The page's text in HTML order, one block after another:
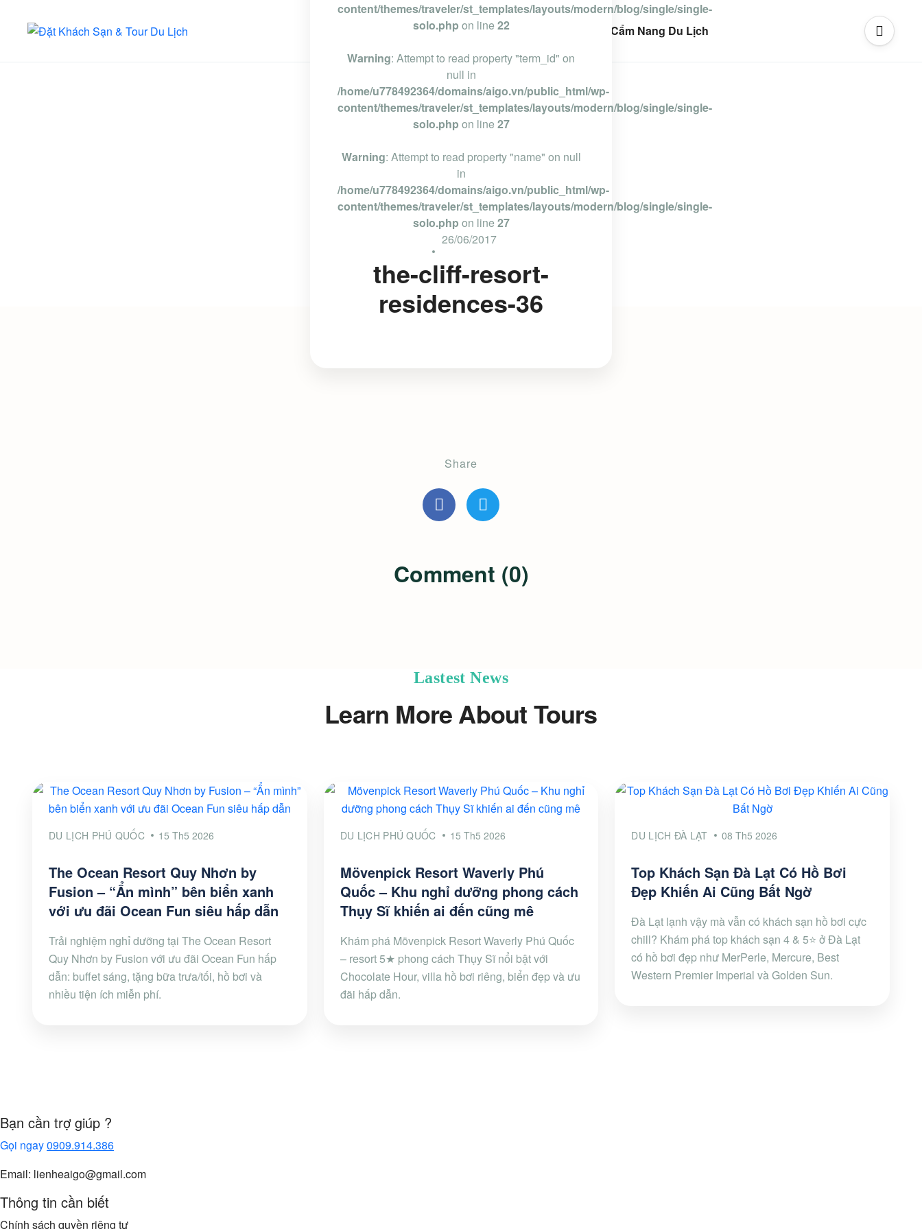
Phan Thiết Nha Trang Cẩm Nang Du Lịch
content/themes/traveler/st_templates/layouts/modern/blog/single/single-
solo.php on line 22
Warning: Attempt to read property "term_id" on
null in
/home/u778492364/domains/aigo.vn/public_html/wp-
content/themes/traveler/st_templates/layouts/modern/blog/single/single-
solo.php on line 27
Warning: Attempt to read property "name" on null
in
/home/u778492364/domains/aigo.vn/public_html/wp-
content/themes/traveler/st_templates/layouts/modern/blog/single/single-
solo.php on line 27
26/06/2017
the-cliff-resort-
residences-36
Share
Comment (0)
Lastest News
Learn More About Tours
DU LỊCH PHÚ QUỐC 15 Th5 2026
The Ocean Resort Quy Nhơn by
Fusion – “Ẩn mình” bên biển xanh
với ưu đãi Ocean Fun siêu hấp dẫn
Trải nghiệm nghỉ dưỡng tại The Ocean Resort
Quy Nhơn by Fusion với ưu đãi Ocean Fun hấp
dẫn: buffet sáng, tặng bữa trưa/tối, hồ bơi và
nhiều tiện ích miễn phí.
DU LỊCH PHÚ QUỐC 15 Th5 2026
Mövenpick Resort Waverly Phú
Quốc – Khu nghỉ dưỡng phong cách
Thụy Sĩ khiến ai đến cũng mê
Khám phá Mövenpick Resort Waverly Phú Quốc
– resort 5★ phong cách Thụy Sĩ nổi bật với
Chocolate Hour, villa hồ bơi riêng, biển đẹp và ưu
đãi hấp dẫn.
DU LỊCH ĐÀ LẠT 08 Th5 2026
Top Khách Sạn Đà Lạt Có Hồ Bơi
Đẹp Khiến Ai Cũng Bất Ngờ
Đà Lạt lạnh vậy mà vẫn có khách sạn hồ bơi cực
chill? Khám phá top khách sạn 4 & 5⭐ ở Đà Lạt
có hồ bơi đẹp như MerPerle, Mercure, Best
Western Premier Imperial và Golden Sun.
Bạn cần trợ giúp ?
Gọi ngay0909.914.386
Email: lienheaigo@gmail.com
Thông tin cần biết
Chính sách quyền riêng tư